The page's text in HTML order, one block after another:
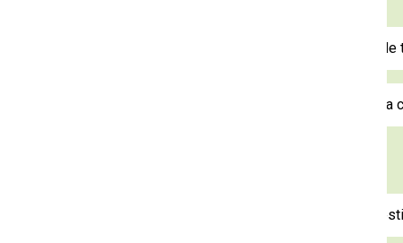
Reducción de la agregación plaquetaria (prevención
No produce efectos euforizantes ni alteraciones de la
Molestias gástricas, ardor o riesgo de sangrado